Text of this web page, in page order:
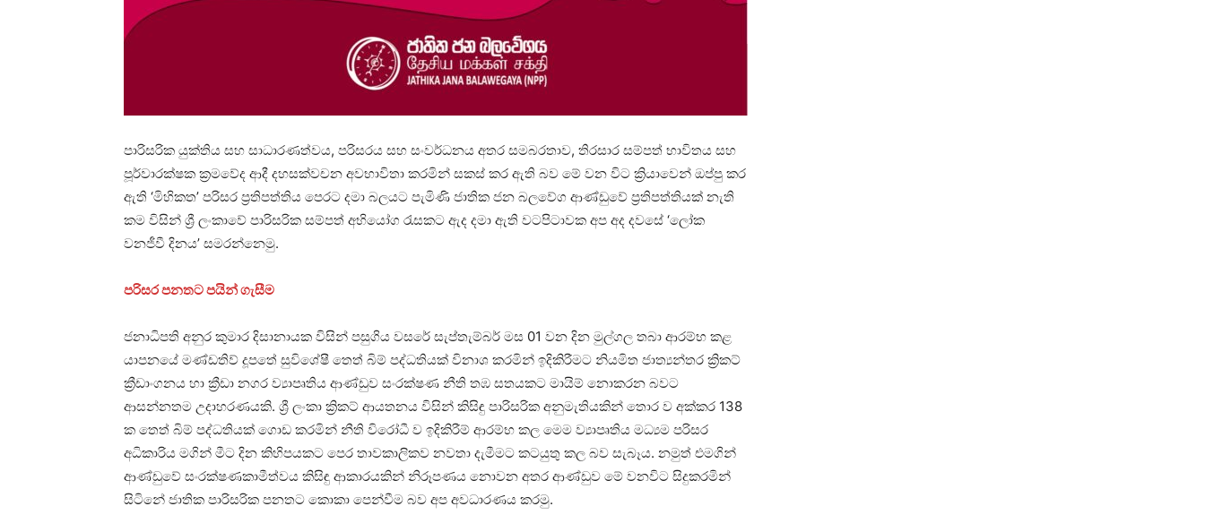
පාරිසරික යුක්තිය සහ සාධාරණත්වය, පරිසරය සහ සංවර්ධනය අතර සමබරතාව, තිරසාර සම්පත් භාවිතය සහ
පූර්වාරක්ෂක ක්‍රමවේද ආදී දහසක්වචන අවභාවිතා කරමින් සකස් කර ඇති බව මේ වන විට ක්‍රියාවෙන් ඔප්පු කර
ඇති ‘මිහිකත’ පරිසර ප්‍රතිපත්තිය පෙරට දමා බලයට පැමිණි ජාතික ජන බලවේග ආණ්ඩුවේ ප්‍රතිපත්තියක් නැති
කම විසින් ශ්‍රී ලංකාවේ පාරිසරික සම්පත් අභියෝග රැසකට ඇද දමා ඇති වටපිටාවක අප අද දවසේ ‘ලෝක
වනජීවී දිනය’ සමරන්නෙමු.
පරිසර පනතට පයින් ගැසීම
ජනාධිපති අනුර කුමාර දිසානායක විසින් පසුගිය වසරේ සැප්තැම්බර් මස 01 වන දින මුල්ගල තබා ආරම්භ කළ
යාපනයේ මණ්ඩතිව් දූපතේ සුවිශේෂී තෙත් බිම් පද්ධතියක් විනාශ කරමින් ඉදිකිරීමට නියමිත ජාත්‍යන්තර ක්‍රිකට්
ක්‍රීඩාංගනය හා ක්‍රීඩා නගර ව්‍යාපෘතිය ආණ්ඩුව සංරක්ෂණ නීති තඹ සතයකට මායිම් නොකරන බවට
ආසන්නතම උදාහරණයකි. ශ්‍රී ලංකා ක්‍රිකට් ආයතනය විසින් කිසිඳු පාරිසරික අනුමැතියකින් තොර ව අක්කර 138
ක තෙත් බිම් පද්ධතියක් ගොඩ කරමින් නීති විරෝධී ව ඉදිකිරීම් ආරම්භ කල මෙම ව්‍යාපෘතිය මධ්‍යම පරිසර
අධිකාරිය මගින් මීට දින කිහිපයකට පෙර තාවකාලිකව නවතා දැමීමට කටයුතු කල බව සැබෑය. නමුත් එමගින්
ආණ්ඩුවේ සංරක්ෂණකාමීත්වය කිසිඳු ආකාරයකින් නිරූපණය නොවන අතර ආණ්ඩුව මේ වනවිට සිදුකරමින්
සිටිනේ ජාතික පාරිසරික පනතට කොකා පෙන්වීම බව අප අවධාරණය කරමු.